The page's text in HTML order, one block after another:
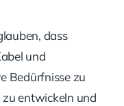
dass
und
Bedürfnisse zu
entwickeln und